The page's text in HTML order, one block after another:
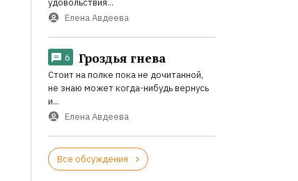
Елена Авдеева
6 Гроздья гнева
Стоит на полке пока не дочитанной,
не знаю может когда-нибудь вернусь
и...
Елена Авдеева
Все обсуждения